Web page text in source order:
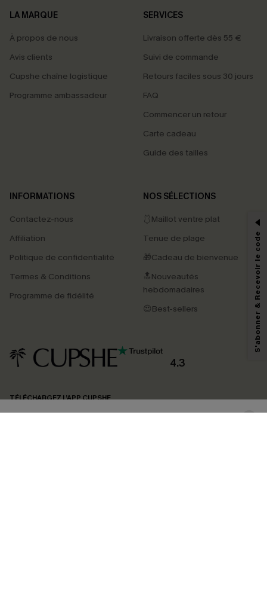
LA MARQUE
À propos de nous
Avis clients
Cupshe chaîne logistique
Programme ambassadeur
SERVICES
Livraison offerte dès 55 €
Suivi de commande
Retours faciles sous 30 jours
FAQ
Commencer un retour
Carte cadeau
Guide des tailles
INFORMATIONS
Contactez-nous
Affiliation
Politique de confidentialité
Termes & Conditions
Programme de fidélité
NOS SÉLECTIONS
🩱Maillot ventre plat
Tenue de plage
🎁Cadeau de bienvenue
🔝Nouveautés
hebdomadaires
😍Best-sellers
4.3
TÉLÉCHARGEZ L’APP CUPSHE
PROFITEZ DE -15%
-15% dès 2 Achetés par E-mail
*Un code par commande, valable une seule fois.
En soumettant votre adresse e-mail, vous acceptez de recevoir des e-mails
marketing (y compris du contenu généré par l'IA) de Cupshe et
reconnaissez avoir pris connaissance de nos
pouvons utiliser les données collectées sur notre site ainsi que des
produits susceptibles de vous intéresser, conformément à notre
Politique de
confidentialité
. Vous pouvez vous désabonner à tout moment.
S'abonner & Recevoir le code